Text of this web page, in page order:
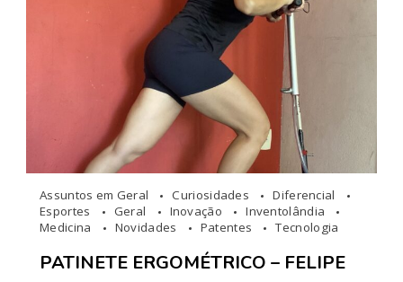
Assuntos em Geral Curiosidades
Diferencial
Esportes
Geral Inovação
Inventolândia
Medicina
Novidades Patentes Tecnologia
PATINETE ERGOMÉTRICO – FELIPE